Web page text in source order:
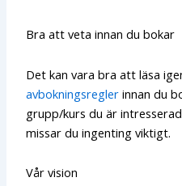
Bra att veta innan du bokar
Det kan vara bra att läsa
avbokningsregler innan du
grupp/kurs du är
missar du ingenting viktigt.
Vår vision